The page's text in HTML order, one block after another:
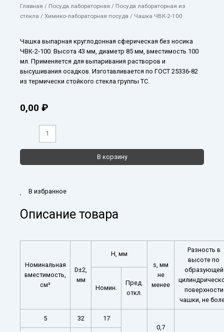
Главная / Посуда лабораторная / Посуда лабораторная из
стекла / Химико-лабораторная посуда / Чашка ЧВК-2-100
Чашка выпарная круглодонная сферическая без носика
ЧВК-2-100. Высота 43 мм, диаметр 85 мм, вместимость 100
мл. Применяется для выпаривания растворов и
высушивания осадков. Изготавливается по ГОСТ 25336-82
из термически стойкого стекла группы ТС.
0,00 ₽
Чашка
В корзину
В избранное
Описание товара
Номинальная
вместимость,
см³
D±2,
мм
H, мм
s, мм
не
менее
Разность в
высоте по
образующей
поверхности
чашки, не
Номин.
Пред.
откл.
5 32 17
0,7